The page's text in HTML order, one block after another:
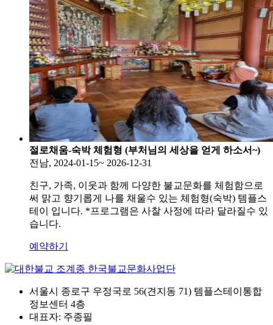
절로채움-숙박 체험형 (부처님의 세상을 얻게 하소서~)
전남, 2024-01-15~ 2026-12-31
친구, 가족, 이웃과 함께 다양한 불교문화를 체험함으로
써 맑고 향기롭게 나를 채울수 있는 체험형(숙박) 템플스
테이 입니다. *프로그램은 사찰 사정에 따라 달라질수 있
습니다.
예약하기
서울시 종로구 우정국로 56(견지동 71) 템플스테이통합
정보센터 4층
대표자: 주종필